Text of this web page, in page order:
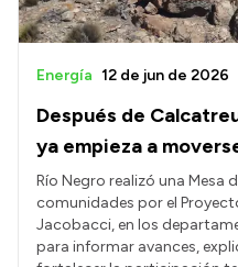
Después de
ya empieza a
Energía 12 de jun de 2026
Río Negro realizó una Mesa
comunidades por el
Jacobacci, en los
para informar avances,